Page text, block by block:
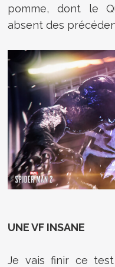
pomme, dont le
absent des
UNE VF INSANE
Je vais finir ce